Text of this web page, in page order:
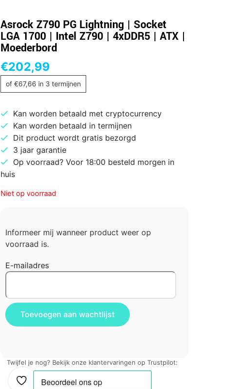
Asrock Z790 PG Lightning | Socket
LGA 1700 | Intel Z790 | 4xDDR5 | ATX |
Moederbord
€202,99
of €67,66 in 3 termijnen
Kan worden betaald met cryptocurrency
Kan worden betaald in termijnen
Dit product wordt gratis bezorgd
3 jaar garantie
Op voorraad? Voor 18:00 besteld morgen in
huis
Niet op voorraad
Informeer mij wanneer product weer op
voorraad is.
E-mailadres
Twijfel je nog? Bekijk onze klantervaringen op Trustpilot: